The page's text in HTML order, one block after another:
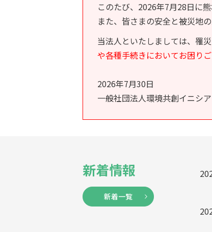
このたび、2026年7月28日に
また、皆さまの安全と被災地
当法人といたしましては、罹
や各種手続きにおいてお困り
2026年7月30日
一般社団法人環境共創イニシ
新着情報
新着一覧